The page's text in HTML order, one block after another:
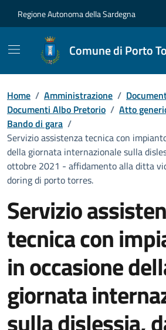
Regione Autonoma della Sardegna
Comune di Porto
Home / Amministrazione /
Documenti Albo Pretorio / Atto
Bando di gara /
Servizio assistenza tecnica con
della giornata internazionale sulla
ottobre 2021 - affidamento alla ditta
doring di porto torres.
Servizio
tecnica con
in occasione
giornata